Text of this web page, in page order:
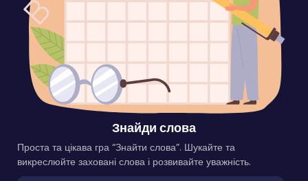
Знайди слова
Проста та цікава гра “Знайти слова”. Шукайте та
викреслюйте заховані слова і розвивайте уважність.